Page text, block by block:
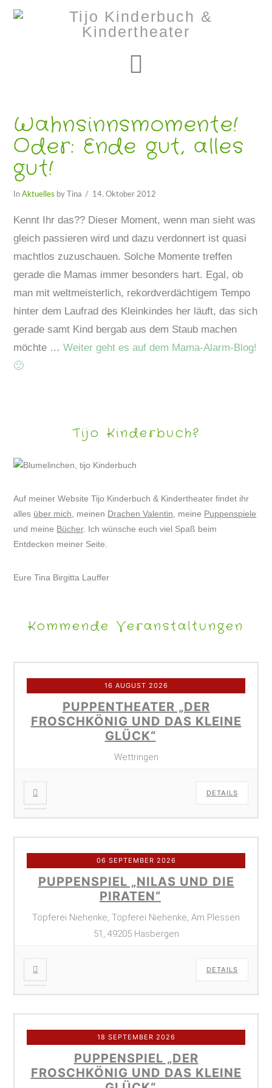
Wahnsinnsmomente!
Oder: Ende gut, alles
gut!
InAktuelles by Tina 14. Oktober 2012
Kennt Ihr das?? Dieser Moment, wenn man sieht was
gleich passieren wird und dazu verdonnert ist quasi
machtlos zuzuschauen. Solche Momente treffen
gerade die Mamas immer besonders hart. Egal, ob
man mit weltmeisterlich, rekordverdächtigem Tempo
hinter dem Laufrad des Kleinkindes her läuft, das sich
gerade samt Kind bergab aus dem Staub machen
möchte …Weiter geht es auf dem Mama-Alarm-Blog!
🙂
Tijo Kinderbuch?
Auf meiner Website Tijo Kinderbuch & Kindertheater findet ihr
alles über mich , meinen Drachen Valentin , meine Puppenspiele
und meine Bücher. Ich wünsche euch viel Spaß beim
Entdecken meiner Seite.
Eure Tina Birgitta Lauffer
Kommende Veranstaltungen
16 AUGUST 2026
PUPPENTHEATER „DER
FROSCHKÖNIG UND DAS KLEINE
GLÜCK“
Wettringen
DETAILS
06 SEPTEMBER 2026
PUPPENSPIEL „NILAS UND DIE
PIRATEN“
Töpferei Niehenke, Töpferei Niehenke, Am Plessen
51, 49205 Hasbergen
DETAILS
18 SEPTEMBER 2026
PUPPENSPIEL „DER
FROSCHKÖNIG UND DAS KLEINE